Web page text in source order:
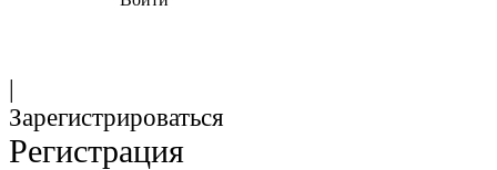
|
Зарегистрироваться
Регистрация